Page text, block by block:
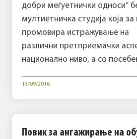
добри меѓуетнички односи“
мултиетничка студија која за
промовира истражување на
различни претприемачки
национално ниво, а со
13/09/2016
Повик за ангажирање на